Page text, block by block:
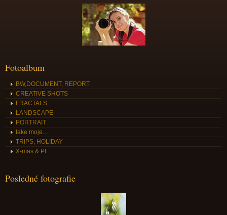
Fotoalbum
BW,DOCUMENT, REPORT
CREATIVE SHOTS
FRACTALS
LANDSCAPE
PORTRAIT
take moje...
TRIPS, HOLIDAY
X-mas & PF
Posledné fotografie